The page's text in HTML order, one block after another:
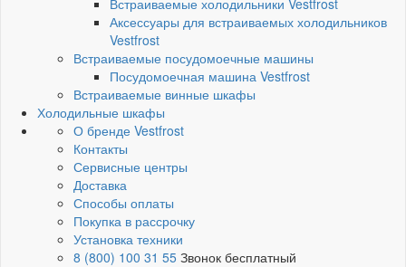
Встраиваемые холодильники Vestfrost
Аксессуары для встраиваемых холодильников
Vestfrost
Встраиваемые посудомоечные машины
Посудомоечная машина Vestfrost
Встраиваемые винные шкафы
Холодильные шкафы
О бренде Vestfrost
Контакты
Сервисные центры
Доставка
Способы оплаты
Покупка в рассрочку
Установка техники
8 (800) 100 31 55 Звонок бесплатный